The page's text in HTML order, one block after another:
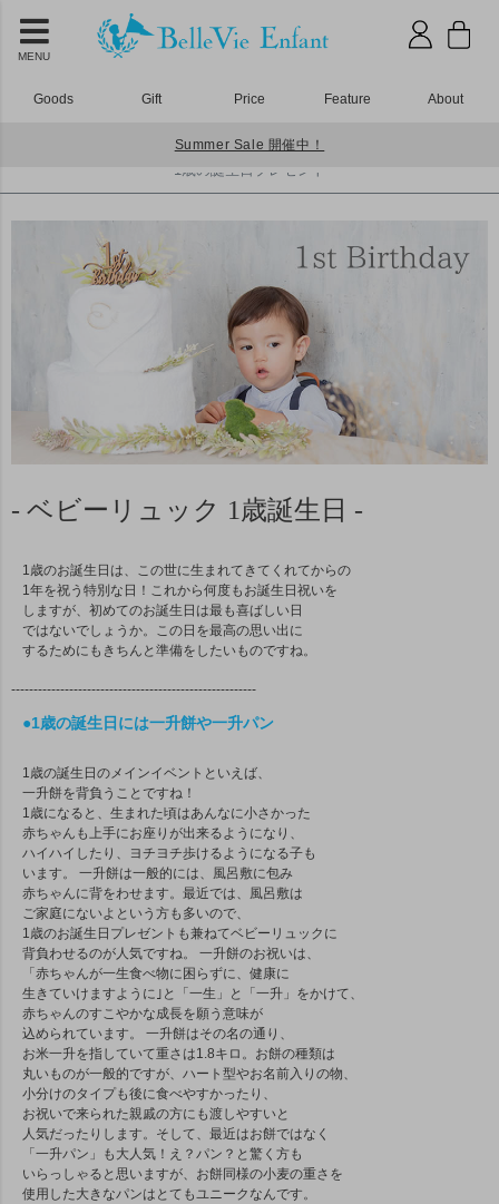
MENU
Goods Gift Price Feature About
Summer Sale 開催中！
1歳の誕生日プレゼント
1歳の誕生日プレゼント
- ベビーリュック 1歳誕生日 -
1歳のお誕生日は、この世に生まれてきてくれてからの
1年を祝う特別な日！これから何度もお誕生日祝いを
しますが、初めてのお誕生日は最も喜ばしい日
ではないでしょうか。この日を最高の思い出に
するためにもきちんと準備をしたいものですね。
-------------------------------------------------------
●1歳の誕生日には一升餅や一升パン
1歳の誕生日のメインイベントといえば、
一升餅を背負うことですね！
1歳になると、生まれた頃はあんなに小さかった
赤ちゃんも上手にお座りが出来るようになり、
ハイハイしたり、ヨチヨチ歩けるようになる子も
います。 一升餅は一般的には、風呂敷に包み
赤ちゃんに背をわせます。最近では、風呂敷は
ご家庭にないよという方も多いので、
1歳のお誕生日プレゼントも兼ねてベビーリュックに
背負わせるのが人気ですね。 一升餅のお祝いは、
「赤ちゃんが一生食べ物に困らずに、健康に
生きていけますように｣と「一生」と「一升」をかけて、
赤ちゃんのすこやかな成長を願う意味が
込められています。 一升餅はその名の通り、
お米一升を指していて重さは1.8キロ。お餅の種類は
丸いものが一般的ですが、ハート型やお名前入りの物、
小分けのタイプも後に食べやすかったり、
お祝いで来られた親戚の方にも渡しやすいと
人気だったりします。そして、最近はお餅ではなく
「一升パン」も大人気！え？パン？と驚く方も
いらっしゃると思いますが、お餅同様の小麦の重さを
使用した大きなパンはとてもユニークなんです。